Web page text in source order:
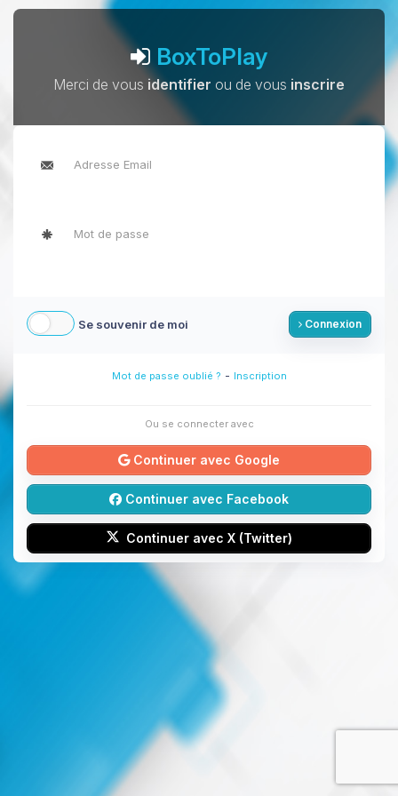
BoxToPlay
Merci de vous identifier ou de vous inscrire
Se souvenir de moi Connexion
Mot de passe oublié ? - Inscription
Ou se connecter avec
Continuer avec Google
Continuer avec Facebook
Continuer avec X (Twitter)